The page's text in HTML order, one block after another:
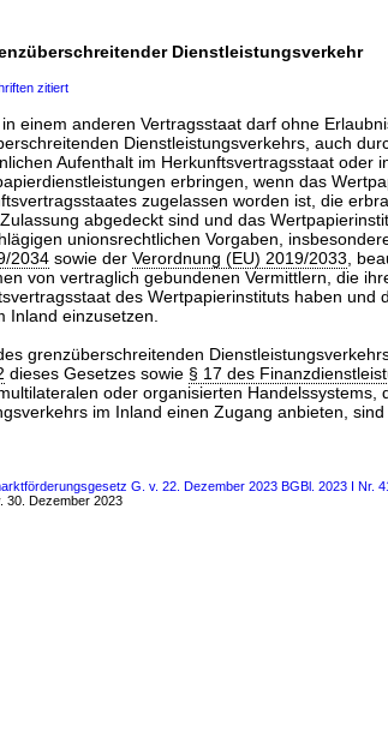
Dienstleistungsverkehr
zitiert
einem anderen Vertragsstaat darf ohne
Dienstleistungsverkehrs, auch
Aufenthalt im Herkunftsvertragsstaat oder
erbringen, wenn das
zugelassen worden ist, die
abgedeckt sind und das
unionsrechtlichen Vorgaben,
2034 sowie der Verordnung (EU) 2019/2033 ,
von vertraglich gebundenen Vermittlern, die
des Wertpapierinstituts haben und
Inland einzusetzen.
grenzüberschreitenden
dieses Gesetzes sowie § 17 des
oder organisierten Handelssystems,
im Inland einen Zugang anbieten, sind
G. v. 22. Dezember 2023 BGBl. 2023 I Nr.
30. Dezember 2023